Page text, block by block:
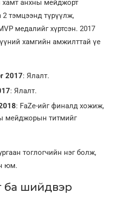
хамт анхны мейджорт
2 тэмцээнд түрүүлж,
медалийг хүртсэн. 2017
хамгийн амжилттай үе
2017: Ялалт.
: Ялалт.
: FaZe-ийг финалд хожиж,
мейджорын титмийг
тоглогчийн нэг болж,
юм.
ба шийдвэр